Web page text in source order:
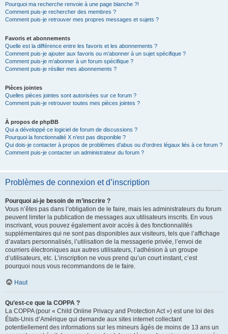
Pourquoi ma recherche renvoie à une page blanche ?!
Comment puis-je rechercher des membres ?
Comment puis-je retrouver mes propres messages et sujets ?
Favoris et abonnements
Quelle est la différence entre les favoris et les abonnements ?
Comment puis-je ajouter aux favoris ou m’abonner à un sujet spécifique ?
Comment puis-je m’abonner à un forum spécifique ?
Comment puis-je résilier mes abonnements ?
Pièces jointes
Quelles pièces jointes sont autorisées sur ce forum ?
Comment puis-je retrouver toutes mes pièces jointes ?
À propos de phpBB
Qui a développé ce logiciel de forum de discussions ?
Pourquoi la fonctionnalité X n’est pas disponible ?
Qui dois-je contacter à propos de problèmes d’abus ou d’ordres légaux liés à ce forum ?
Comment puis-je contacter un administrateur du forum ?
Problèmes de connexion et d’inscription
Pourquoi ai-je besoin de m’inscrire ?
Vous n’êtes pas dans l’obligation de le faire, mais les administrateurs du forum
peuvent limiter la publication de messages aux utilisateurs inscrits. En vous
inscrivant, vous pouvez également avoir accès à des fonctionnalités
supplémentaires qui ne sont pas disponibles aux visiteurs, tels que l’affichage
d’avatars personnalisés, l’utilisation de la messagerie privée, l’envoi de
courriers électroniques aux autres utilisateurs, l’adhésion à un groupe
d’utilisateurs, etc. L’inscription ne vous prend qu’un court instant, c’est
pourquoi nous vous recommandons de le faire.
Haut
Qu’est-ce que la COPPA ?
La COPPA (pour « Child Online Privacy and Protection Act ») est une loi des
États-Unis d’Amérique qui demande aux sites internet collectant
potentiellement des informations sur les mineurs âgés de moins de 13 ans un